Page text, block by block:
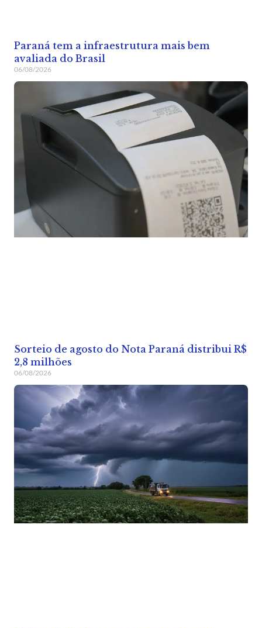
Paraná tem a infraestrutura mais bem
avaliada do Brasil
06/08/2026
Sorteio de agosto do Nota Paraná distribui R$
2,8 milhões
06/08/2026